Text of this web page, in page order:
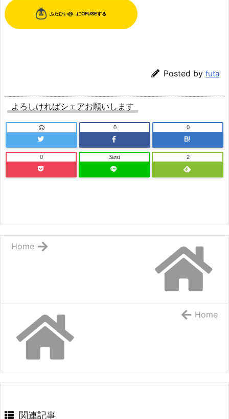
Posted by futa
よろしければシェアお願いします
0
B!
0
0 Send 2
Home
Home
関連記事